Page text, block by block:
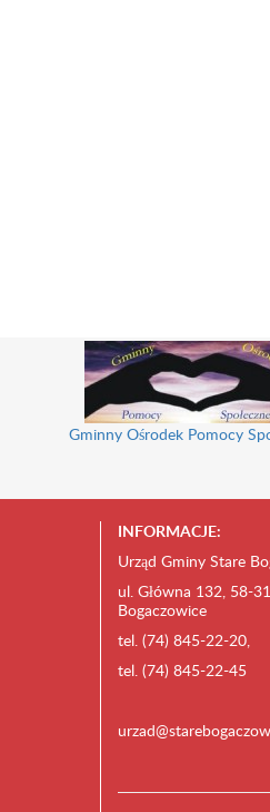
Gminny Ośrodek Pomocy
INFORMACJE:
Urząd Gminy Stare
ul. Główna 132, 58-
Bogaczowice
tel. (74) 845-22-20,
tel. (74) 845-22-45